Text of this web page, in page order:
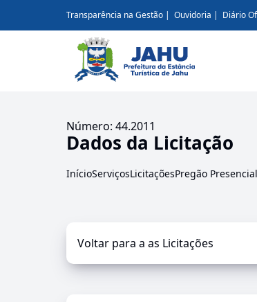
Transparência na Gestão Ouvidoria Diário
Número: 44.2011
Dados da Licitação
InícioServiçosLicitaçõesPregão Presencial
Voltar para a as Licitações